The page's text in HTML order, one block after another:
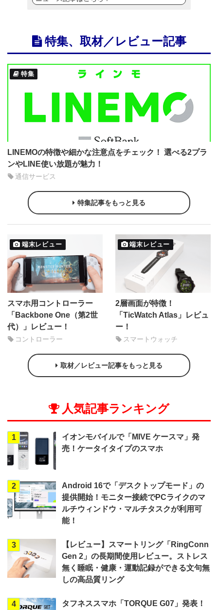
特集、取材／レビュー記事
特集
LINEMOの特徴や細かな注意点をチェック！ 選べる2プラ
ンやLINE使い放題が魅力！
通信サービス
特集記事をもっと見る
端末レビュー
スマホ用コントローラー
「Backbone One（第2世
代）」レビュー！
コントローラー
端末レビュー
2層画面が特徴！
「TicWatch Atlas」レビュ
ー！
スマートウォッチ
取材／レビュー記事をもっと見る
人気記事ランキング
1
イオンモバイルで「MIVE ケースマ」発
売！ケータイタイプのスマホ
2
Android 16で「デスクトップモード」の
提供開始！モニター接続でPCライクのマ
ルチウィンドウ・マルチタスクが利用可
能！
3
【レビュー】スマートリング「RingConn
Gen 2」の長期間使用レビュー。ストレス
無く睡眠・健康・運動記録ができる文句無
しの高品質リング
4
タフネススマホ「TORQUE G07」発表！